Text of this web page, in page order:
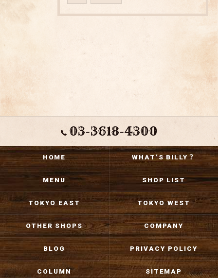
03-3618-4300
HOME WHAT’S BILLY？
MENU SHOP LIST
TOKYO EAST TOKYO WEST
OTHER SHOPS COMPANY
BLOG PRIVACY POLICY
COLUMN SITEMAP